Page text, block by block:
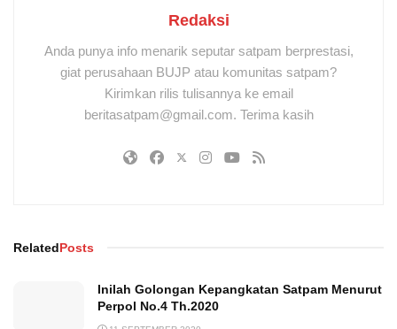
Redaksi
Anda punya info menarik seputar satpam berprestasi,
giat perusahaan BUJP atau komunitas satpam?
Kirimkan rilis tulisannya ke email
beritasatpam@gmail.com. Terima kasih
RelatedPosts
Inilah Golongan Kepangkatan Satpam Menurut
Perpol No.4 Th.2020